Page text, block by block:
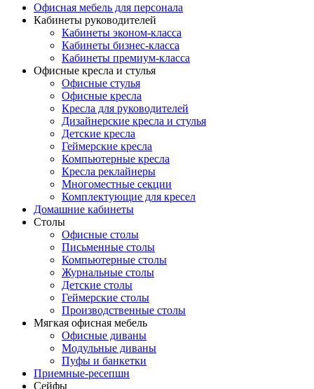
Офисная мебель для персонала
Кабинеты руководителей
Кабинеты эконом-класса
Кабинеты бизнес-класса
Кабинеты премиум-класса
Офисные кресла и стулья
Офисные стулья
Офисные кресла
Кресла для руководителей
Дизайнерские кресла и стулья
Детские кресла
Геймерские кресла
Компьютерные кресла
Кресла реклайнеры
Многоместные секции
Комплектующие для кресел
Домашние кабинеты
Столы
Офисные столы
Письменные столы
Компьютерные столы
Журнальные столы
Детские столы
Геймерские столы
Производственные столы
Мягкая офисная мебель
Офисные диваны
Модульные диваны
Пуфы и банкетки
Приемные-ресепшн
Сейфы